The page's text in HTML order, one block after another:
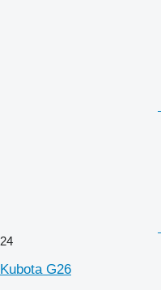
24
Kubota G26